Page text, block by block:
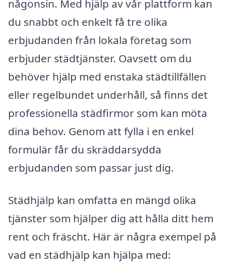
någonsin. Med hjälp av vår plattform kan
du snabbt och enkelt få tre olika
erbjudanden från lokala företag som
erbjuder städtjänster. Oavsett om du
behöver hjälp med enstaka städtillfällen
eller regelbundet underhåll, så finns det
professionella städfirmor som kan möta
dina behov. Genom att fylla i en enkel
formulär får du skräddarsydda
erbjudanden som passar just dig.
Städhjälp kan omfatta en mängd olika
tjänster som hjälper dig att hålla ditt hem
rent och fräscht. Här är några exempel på
vad en städhjälp kan hjälpa med: